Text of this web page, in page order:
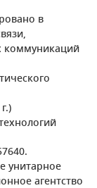
в
коммуникаций
унитарное
агентство